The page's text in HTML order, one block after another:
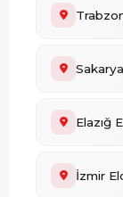
Elazığ
İzmir